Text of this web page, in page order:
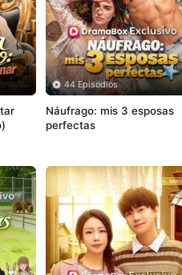
44 Episodios
Náufrago: mis 3 esposas
perfectas